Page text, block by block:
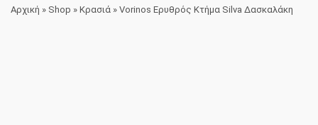
Αρχική » Shop » Κρασιά » Vorinos Ερυθρός Κτήμα Silva Δασκαλάκη